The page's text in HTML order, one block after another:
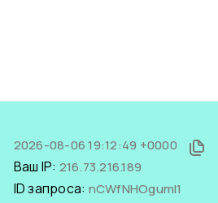
2026-08-06 19:12:49 +0000
Ваш IP: 216.73.216.189
ID запроса: nCWfNHOgumI1